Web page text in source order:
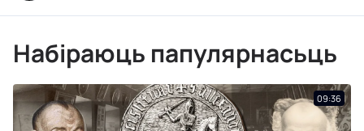
Набіраюць папулярнасьць
09:36